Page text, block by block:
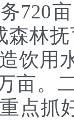
720
林
饮用
亩。
点抓